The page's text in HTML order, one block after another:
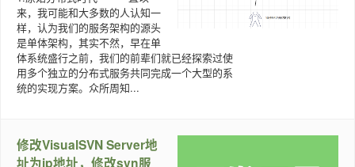
来，我可能和大多数的人认知一
样，认为我们的服务架构的源头
是单体架构，其实不然，早在单
体系统盛行之前，我们的前辈们就已经探索过使
用多个独立的分布式服务共同完成一个大型的系
统的实现方案。众所周知...
修改VisualSVN Server地
址为ip地址，修改svn服